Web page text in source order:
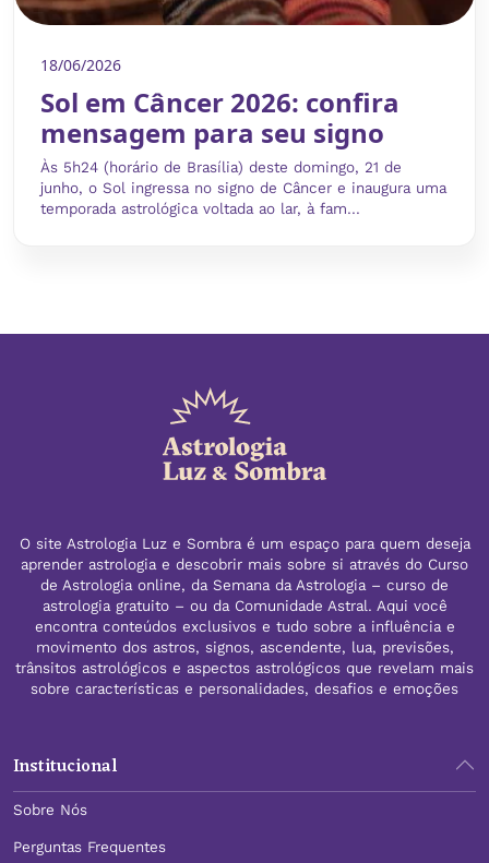
18/06/2026
Sol em Câncer 2026: confira
mensagem para seu signo
Às 5h24 (horário de Brasília) deste domingo, 21 de
junho, o Sol ingressa no signo de Câncer e inaugura uma
temporada astrológica voltada ao lar, à fam...
O site Astrologia Luz e Sombra é um espaço para quem deseja
aprender astrologia e descobrir mais sobre si através do Curso
de Astrologia online, da Semana da Astrologia – curso de
astrologia gratuito – ou da Comunidade Astral. Aqui você
encontra conteúdos exclusivos e tudo sobre a influência e
movimento dos astros, signos, ascendente, lua, previsões,
trânsitos astrológicos e aspectos astrológicos que revelam mais
sobre características e personalidades, desafios e emoções
Institucional
Sobre Nós
Perguntas Frequentes